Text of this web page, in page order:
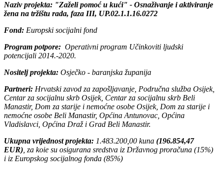
Naziv projekta: "Zaželi pomoć u kući" - Osnaživanje i aktiviranje
žena na tržištu rada, faza III, UP.02.1.1.16.0272
Fond: Europski socijalni fond
Program potpore: Operativni program Učinkoviti ljudski
potencijali 2014.-2020.
Nositelj projekta: Osječko - baranjska županija
Partneri: Hrvatski zavod za zapošljavanje, Područna služba Osijek,
Centar za socijalnu skrb Osijek, Centar za socijalnu skrb Beli
Manastir, Dom za starije i nemoćne osobe Osijek, Dom za starije i
nemoćne osobe Beli Manastir, Općina Antunovac, Općina
Vladislavci, Općina Draž i Grad Beli Manastir.
Ukupna vrijednost projekta: 1.483.200,00 kuna (196.854,47
EUR) , za koie su osigurana sredstva iz Državnog proračuna (15%)
i iz Europskog socijalnog fonda (85%)